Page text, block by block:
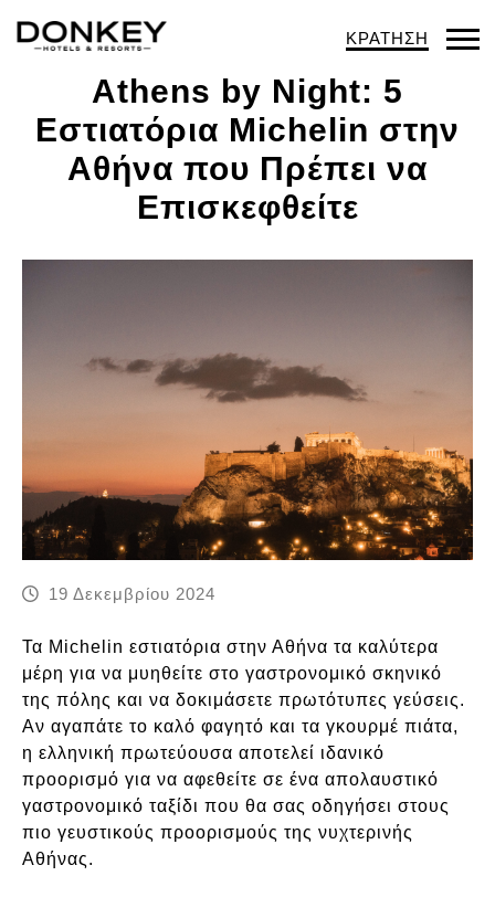
ΚΡΑΤΗΣΗ
Athens by Night: 5
Εστιατόρια Michelin στην
Αθήνα που Πρέπει να
Επισκεφθείτε
19 Δεκεμβρίου 2024
Τα Michelin εστιατόρια στην Αθήνα τα καλύτερα
μέρη για να μυηθείτε στο γαστρονομικό σκηνικό
της πόλης και να δοκιμάσετε πρωτότυπες γεύσεις.
Αν αγαπάτε το καλό φαγητό και τα γκουρμέ πιάτα,
η ελληνική πρωτεύουσα αποτελεί ιδανικό
προορισμό για να αφεθείτε σε ένα απολαυστικό
γαστρονομικό ταξίδι που θα σας οδηγήσει στους
πιο γευστικούς προορισμούς της νυχτερινής
Αθήνας.